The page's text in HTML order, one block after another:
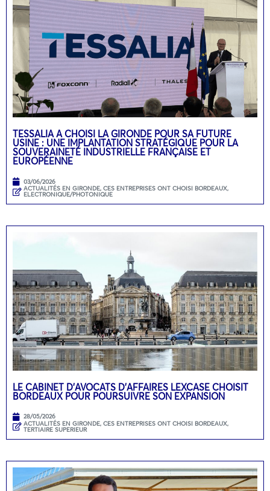
TESSALIA A CHOISI LA GIRONDE POUR SA FUTURE
USINE : UNE IMPLANTATION STRATÉGIQUE POUR LA
SOUVERAINETÉ INDUSTRIELLE FRANÇAISE ET
EUROPÉENNE
03/06/2026
ACTUALITÉS EN GIRONDE, CES ENTREPRISES ONT CHOISI BORDEAUX,
ELECTRONIQUE/PHOTONIQUE
LE CABINET D’AVOCATS D’AFFAIRES LEXCASE CHOISIT
BORDEAUX POUR POURSUIVRE SON EXPANSION
28/05/2026
ACTUALITÉS EN GIRONDE, CES ENTREPRISES ONT CHOISI BORDEAUX,
TERTIAIRE SUPERIEUR